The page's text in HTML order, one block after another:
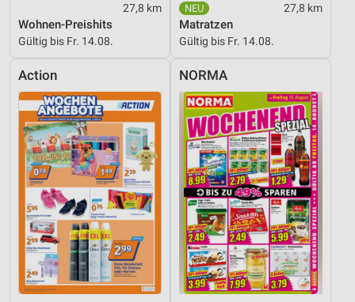
27,8 km
Wohnen-Preishits
Gültig bis Fr. 14.08.
27,8 km
Matratzen
Gültig bis Fr. 14.08.
Action NORMA